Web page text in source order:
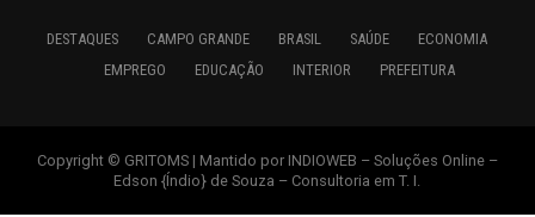
DESTAQUES CAMPO GRANDE BRASIL SAÚDE
ECONOMIA
EMPREGO
EDUCAÇÃO INTERIOR PREFEITURA
Copyright © GRITOMS | Mantido por INDIOWEB – Soluções Online –
Edson {Índio} de Souza – Consultoria em T. I.